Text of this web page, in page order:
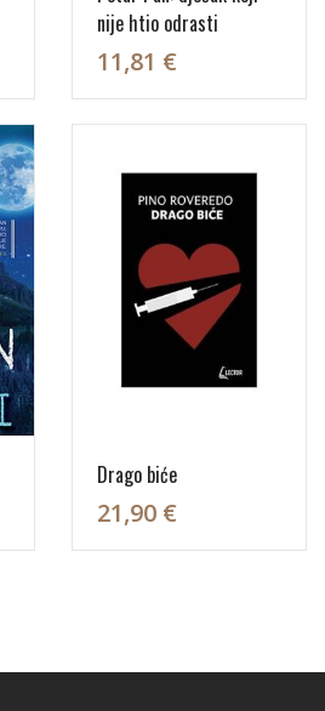
nije htio odrasti
11,81 €
Drago biće
21,90 €